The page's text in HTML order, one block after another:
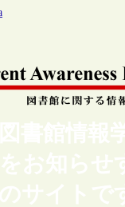
書館情報
お知らせ
サイトで